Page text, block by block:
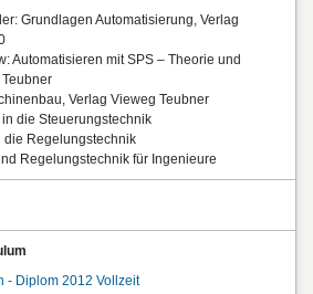
Grundlagen Automatisierung, Verlag
Automatisieren mit SPS – Theorie und
Verlag Vieweg Teubner
die Steuerungstechnik
die Regelungstechnik
Regelungstechnik für Ingenieure
- Diplom 2012 Vollzeit